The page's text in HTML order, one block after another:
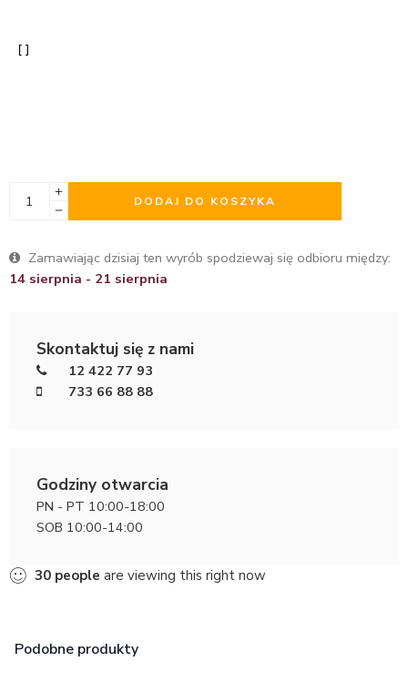
DODAJ DO KOSZYKA
Zamawiając dzisiaj ten wyrób spodziewaj się odbioru między:
14 sierpnia - 21 sierpnia
Skontaktuj się z nami
12 422 77 93
733 66 88 88
Godziny otwarcia
PN - PT 10:00-18:00
SOB 10:00-14:00
30 people are viewing this right now
Podobne produkty